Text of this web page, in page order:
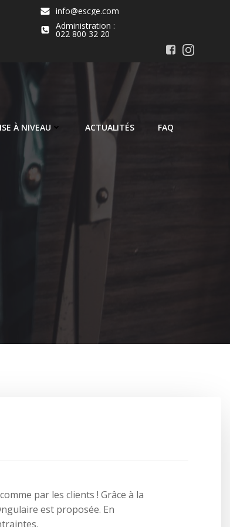
info@escge.com
Administration :
022 800 32 20
À NIVEAU ACTUALITÉS FAQ
par les clients ! Grâce à la
est proposée. En